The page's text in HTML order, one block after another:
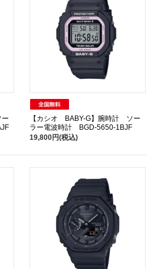
【カシオ BABY-G】腕時計 ソー
ラー電波時計 BGD-5650-1BJF
19,800円(税込)